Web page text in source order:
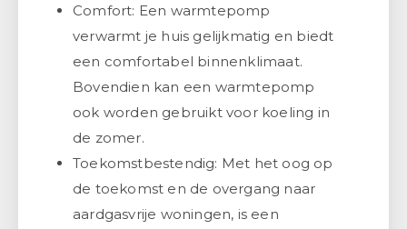
Comfort: Een warmtepomp
verwarmt je huis gelijkmatig en biedt
een comfortabel binnenklimaat.
Bovendien kan een warmtepomp
ook worden gebruikt voor koeling in
de zomer.
Toekomstbestendig: Met het oog op
de toekomst en de overgang naar
aardgasvrije woningen, is een